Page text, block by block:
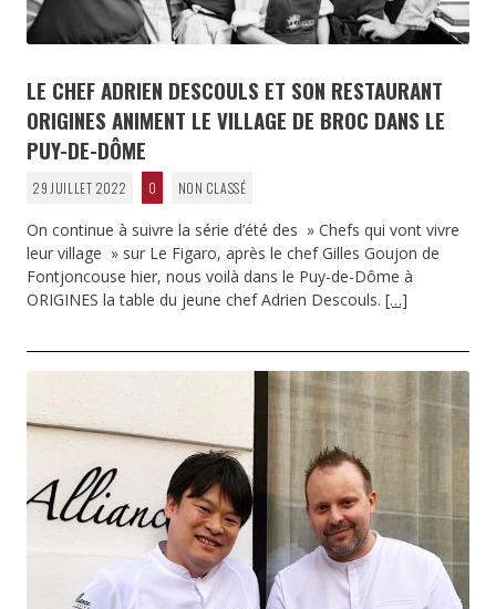
LE CHEF ADRIEN DESCOULS ET SON RESTAURANT
ORIGINES ANIMENT LE VILLAGE DE BROC DANS LE
PUY-DE-DÔME
29 JUILLET 2022 0 NON CLASSÉ
On continue à suivre la série d’été des » Chefs qui vont vivre
leur village » sur Le Figaro, après le chef Gilles Goujon de
Fontjoncouse hier, nous voilà dans le Puy-de-Dôme à
ORIGINES la table du jeune chef Adrien Descouls. […]